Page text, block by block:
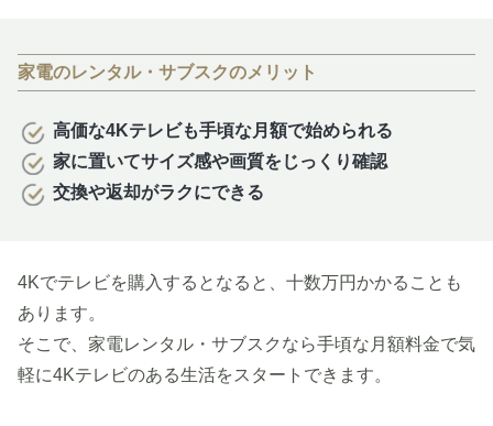
家電のレンタル・サブスクのメリット
高価な4Kテレビも手頃な月額で始められる
家に置いてサイズ感や画質をじっくり確認
交換や返却がラクにできる
4Kでテレビを購入するとなると、十数万円かかることも
あります。
そこで、家電レンタル・サブスクなら手頃な月額料金で気
軽に4Kテレビのある生活をスタートできます。